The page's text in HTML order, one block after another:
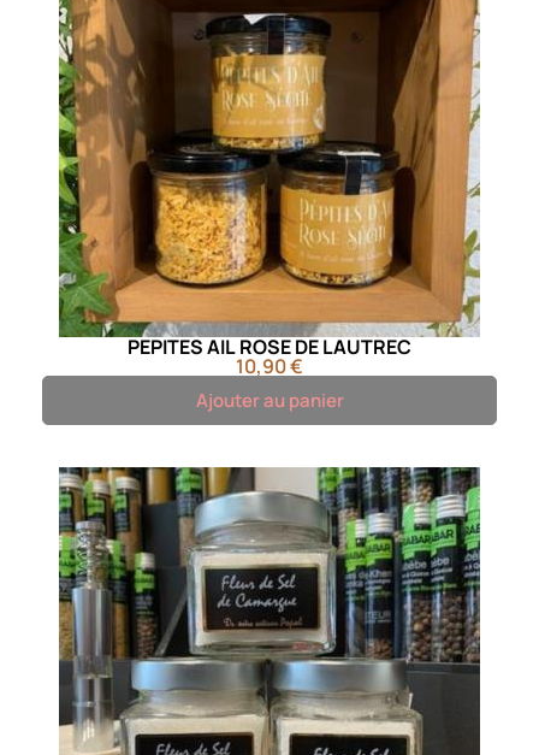
PEPITES AIL ROSE DE LAUTREC
10,90 €
Ajouter au panier